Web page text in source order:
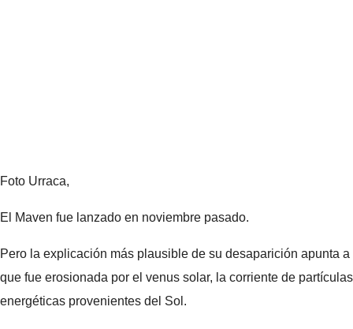
Foto Urraca,
El Maven fue lanzado en noviembre pasado.
Pero la explicación más plausible de su desaparición apunta a
que fue erosionada por el venus solar, la corriente de partículas
energéticas provenientes del Sol.